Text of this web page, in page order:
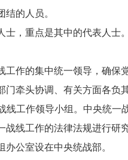
的人员。
士，重点是其中的代表人
的集中统一领导，确保党
牵头协调、有关方面各负其
作领导小组。中央统一战
战线工作的法律法规进行研
公室设在中央统战部。